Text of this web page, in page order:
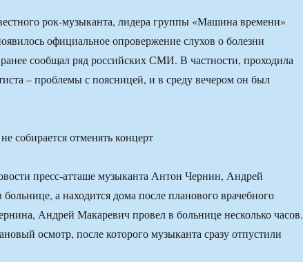
рок-музыканта, лидера группы «Машина времени»
официальное опровержение слухов о болезни
сообщал ряд российских СМИ. В частности, проходила
– проблемы с поясницей, и в среду вечером он был
пресс-атташе музыканта Антон Чернин, Андрей
а находится дома после планового врачебного
Андрей Макаревич провел в больнице несколько часов.
осмотр, после которого музыканта сразу отпустили